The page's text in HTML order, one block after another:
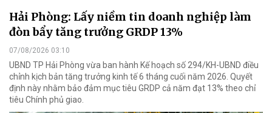
Hải Phòng: Lấy niềm tin doanh nghiệp làm
đòn bẩy tăng trưởng GRDP 13%
07/08/2026 03:10
UBND TP Hải Phòng vừa ban hành Kế hoạch số 294/KH-UBND điều
chỉnh kịch bản tăng trưởng kinh tế 6 tháng cuối năm 2026. Quyết
định này nhằm bảo đảm mục tiêu GRDP cả năm đạt 13% theo chỉ
tiêu Chính phủ giao.